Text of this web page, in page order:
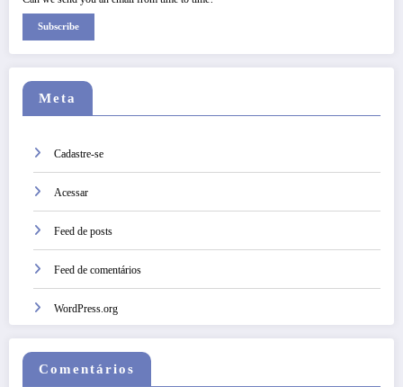
Subscribe
Meta
Cadastre-se
Acessar
Feed de posts
Feed de comentários
WordPress.org
Comentários